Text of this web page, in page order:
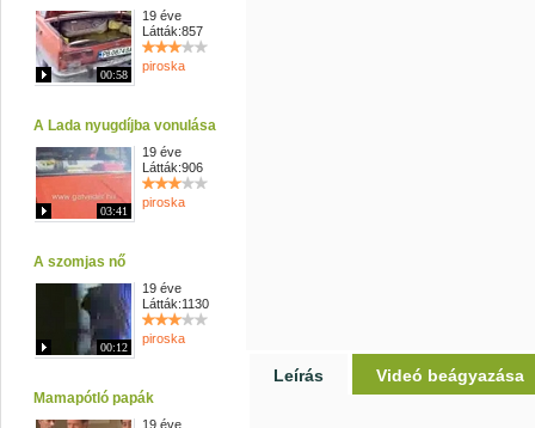
00:58
19 éve
Látták:857
piroska
A Lada nyugdíjba vonulása
03:41
19 éve
Látták:906
piroska
A szomjas nő
00:12
19 éve
Látták:1130
piroska
Mamapótló papák
19 éve
Leírás Videó beágyazása